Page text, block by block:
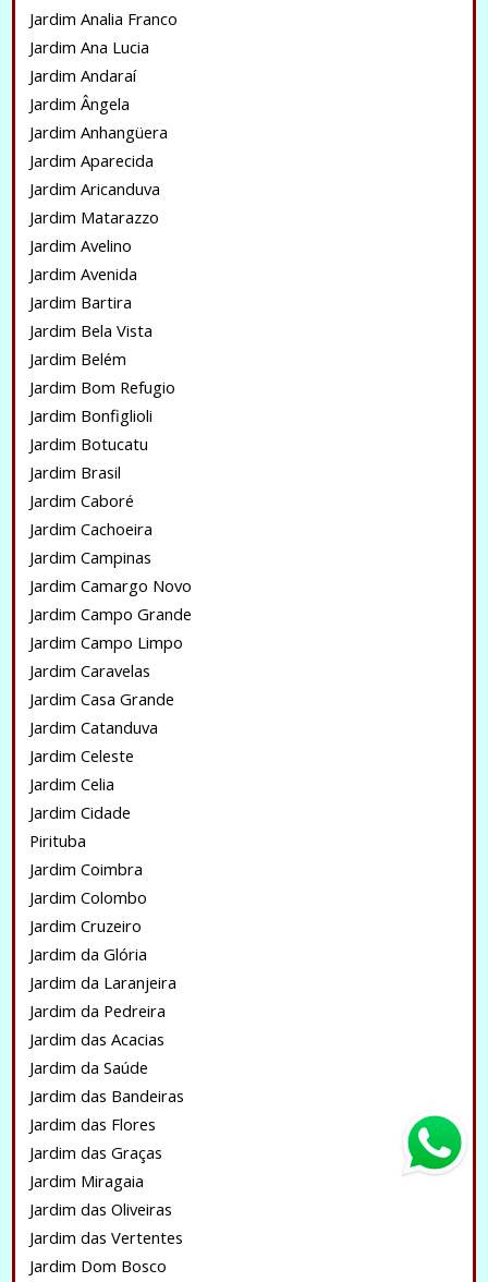
Jardim Analia Franco
Jardim Ana Lucia
Jardim Andaraí
Jardim Ângela
Jardim Anhangüera
Jardim Aparecida
Jardim Aricanduva
Jardim Matarazzo
Jardim Avelino
Jardim Avenida
Jardim Bartira
Jardim Bela Vista
Jardim Belém
Jardim Bom Refugio
Jardim Bonfiglioli
Jardim Botucatu
Jardim Brasil
Jardim Caboré
Jardim Cachoeira
Jardim Campinas
Jardim Camargo Novo
Jardim Campo Grande
Jardim Campo Limpo
Jardim Caravelas
Jardim Casa Grande
Jardim Catanduva
Jardim Celeste
Jardim Celia
Jardim Cidade
Pirituba
Jardim Coimbra
Jardim Colombo
Jardim Cruzeiro
Jardim da Glória
Jardim da Laranjeira
Jardim da Pedreira
Jardim das Acacias
Jardim da Saúde
Jardim das Bandeiras
Jardim das Flores
Jardim das Graças
Jardim Miragaia
Jardim das Oliveiras
Jardim das Vertentes
Jardim Dom Bosco